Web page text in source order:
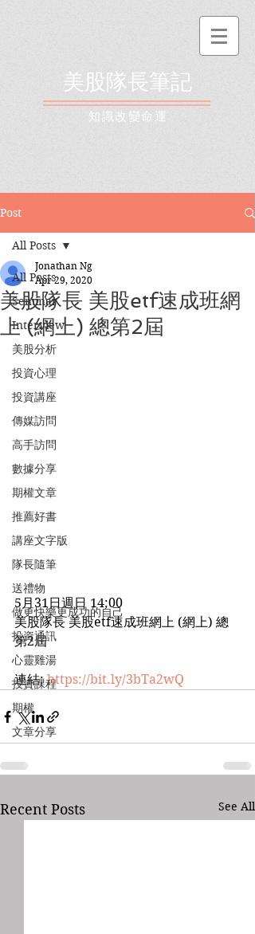
美股隊長筆記
​知識改變命運
Post
All Posts
Seminar
Interview
美股分析
投資心理
投資講座
傳媒訪問
高手訪問
數據分享
期權文章
推薦好書
講座文字版
隊長隨筆
送禮物
做更快樂更成功的自己
投資通訊
心靈雞湯
投資課程
期權
文章分享
All Posts
美股隊長 美股etf速成班網
上 (網上) 總第2屆
Jonathan Ng
Apr 29, 2020
5月31日週日 14:00
美股隊長 美股etf速成班網上 (網上) 總
第2屆
連結: https://bit.ly/3bTa2wQ
Recent Posts See All